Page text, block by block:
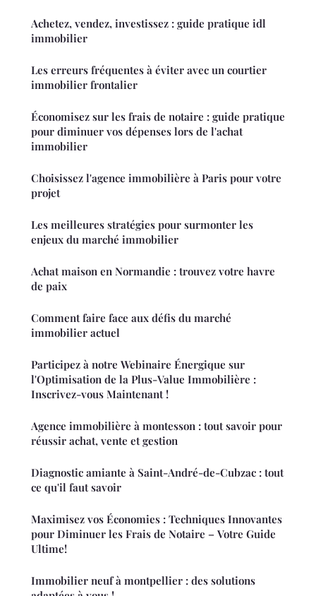
Achetez, vendez, investissez : guide pratique idl
immobilier
Les erreurs fréquentes à éviter avec un courtier
immobilier frontalier
Économisez sur les frais de notaire : guide pratique
pour diminuer vos dépenses lors de l'achat
immobilier
Choisissez l'agence immobilière à Paris pour votre
projet
Les meilleures stratégies pour surmonter les
enjeux du marché immobilier
Achat maison en Normandie : trouvez votre havre
de paix
Comment faire face aux défis du marché
immobilier actuel
Participez à notre Webinaire Énergique sur
l'Optimisation de la Plus-Value Immobilière :
Inscrivez-vous Maintenant !
Agence immobilière à montesson : tout savoir pour
réussir achat, vente et gestion
Diagnostic amiante à Saint-André-de-Cubzac : tout
ce qu'il faut savoir
Maximisez vos Économies : Techniques Innovantes
pour Diminuer les Frais de Notaire – Votre Guide
Ultime!
Immobilier neuf à montpellier : des solutions